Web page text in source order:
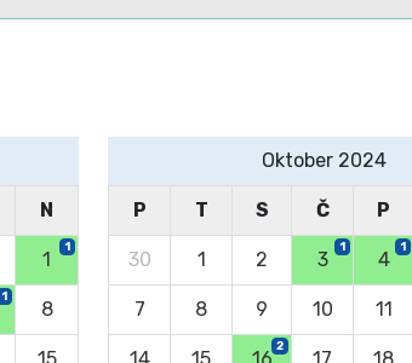
N
1
1
1
8
Oktober 2024
P T S Č P
30 1 2 3
1
4
1
7 8 9 10 11
2